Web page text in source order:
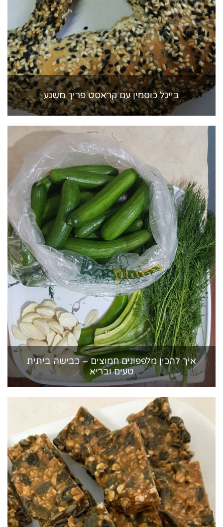
בייגל כוסמין עם קראסט פריך משגע
איך להכין מלפפונים חמוצים – כבישה ביתית
טעים ובריא